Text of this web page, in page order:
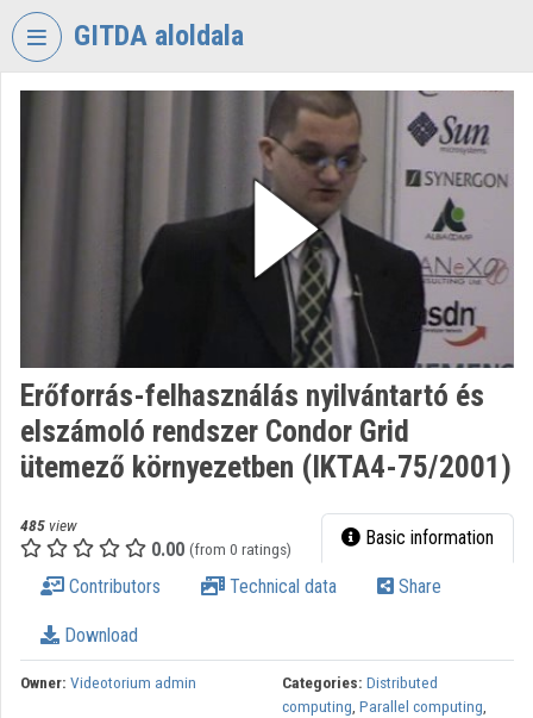
Skip header
GITDA aloldala
Log In
Organization discovery
Categories
Organization playlists
Organizations
Contributors
Erőforrás-felhasználás nyilvántartó és
elszámoló rendszer Condor Grid
ütemező környezetben (IKTA4-75/2001)
485 view
0.00 (from 0 ratings) Basic information
Contributors Technical data Share
Download
Owner: Videotorium admin Categories: Distributed
computing, Parallel computing,